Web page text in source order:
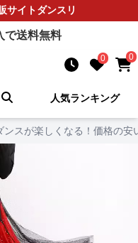
サイトダンスリ
で送料無料
0 0
人気ランキング
ンスが楽しくなる！価格の